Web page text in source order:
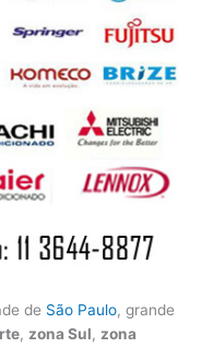
de São Paulo, grande
, zona Sul, zona